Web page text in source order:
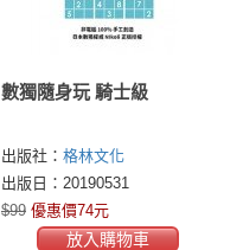
數獨隨身玩 騎士級
出版社： 格林文化
出版日：20190531
$99 優惠價74元
放入購物車